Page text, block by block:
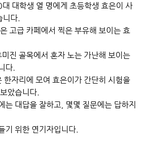
대학생 열 명에게 초등학생 효은이 사
니다.
고급 카페에서 찍은 부유해 보이는 효
진 골목에서 혼자 노는 가난해 보이는
다.
한자리에 모여 효은이가 간단히 시험을
았습니다.
는 대답을 잘하고, 몇몇 질문에는 답하지
기 위한 연기자입니다.